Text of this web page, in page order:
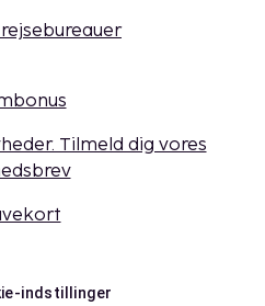
Tilmeld dig vores
indstillinger